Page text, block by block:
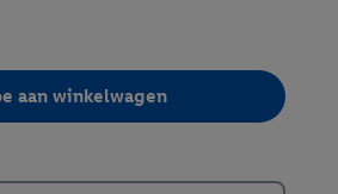
aan winkelwagen